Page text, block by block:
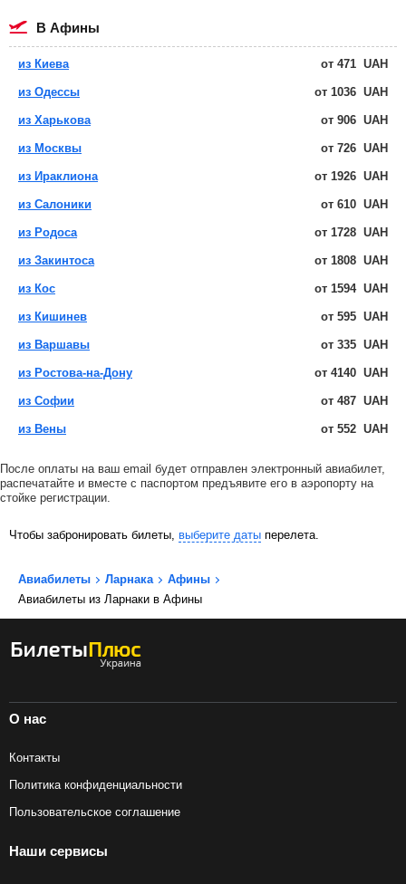
в Афины
из Киева от 471 UAH
из Одессы от 1036 UAH
из Харькова от 906 UAH
из Москвы от 726 UAH
из Ираклиона от 1926 UAH
из Салоники от 610 UAH
из Родоса от 1728 UAH
из Закинтоса от 1808 UAH
из Кос от 1594 UAH
из Кишинев от 595 UAH
из Варшавы от 335 UAH
из Ростова-на-Дону от 4140 UAH
из Софии от 487 UAH
из Вены от 552 UAH
После оплаты на ваш email будет отправлен электронный авиабилет,
распечатайте и вместе с паспортом предъявите его в аэропорту на
стойке регистрации.
Чтобы забронировать билеты, выберите даты перелета.
Авиабилеты Ларнака
Афины
Авиабилеты из Ларнаки в Афины
О нас
Контакты
Политика конфиденциальности
Пользовательское соглашение
Наши сервисы